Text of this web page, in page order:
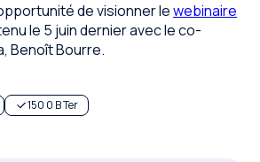
150 0 B Ter
de visionner lewebinaire
le 5 juin dernier avec le co-
Benoît Bourre.